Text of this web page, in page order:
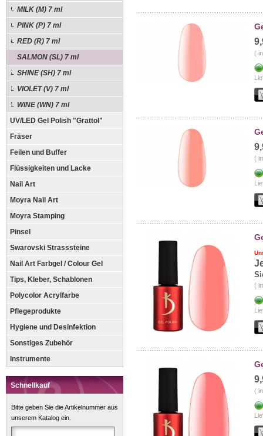
MILK (M) 7 ml
PINK (P) 7 ml
RED (R) 7 ml
SALMON (SL) 7 ml
SHINE (SH) 7 ml
VIOLET (V) 7 ml
WINE (WN) 7 ml
UV/LED Gel Polish "Grattol"
Fräser
Feilen und Buffer
Flüssigkeiten und Lacke
Nail Art
Moyra Nail Art
Moyra Stamping
Pinsel
Swarovski Strasssteine
Nail Art Farbgel / Colour Gel
Tips, Kleber, Schablonen
Polycolor Acrylfarbe
Pflegeprodukte
Hygiene und Desinfektion
Sonstiges Zubehör
Instrumente
Schnellkauf
Bitte geben Sie die Artikelnummer aus
unserem Katalog ein.
(
(
(
(